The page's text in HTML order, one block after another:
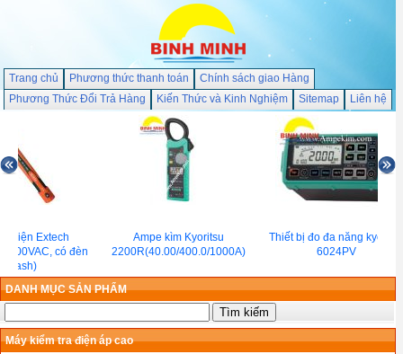
Trang chủ Phương thức thanh toán
Chính sách giao Hàng
Phương Thức Đổi Trả Hàng
Kiến Thức và Kinh Nghiệm Sitemap Liên hệ
điện Extech
có đèn
Flash)
Ampe kìm Kyoritsu
2200R(40.00/400.0/1000A)
Thiết bị đo đa năng kyoritsu
6024PV
DANH MỤC SẢN PHẨM
Máy kiểm tra điện áp cao